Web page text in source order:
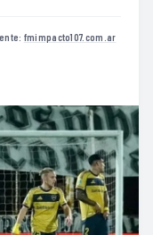
fmimpacto107.com.ar